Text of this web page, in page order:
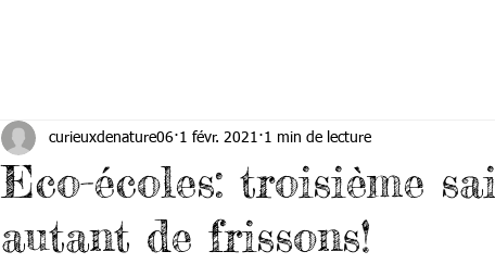
Eco-écoles: troisième
autant de frissons!
curieuxdenature06 1 févr. 2021 1 min de lecture